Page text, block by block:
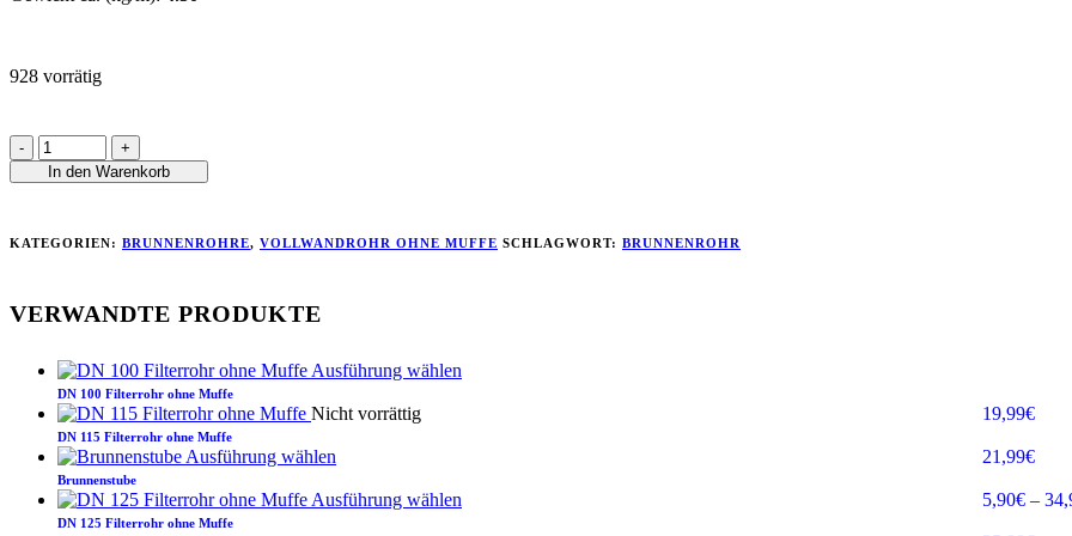
928 vorrätig
In den Warenkorb
KATEGORIEN: BRUNNENROHRE, VOLLWANDROHR OHNE MUFFE SCHLAGWORT: BRUNNENROHR
VERWANDTE PRODUKTE
Ausführung wählen
DN 100 Filterrohr ohne Muffe
19,99€
Nicht vorrättig
DN 115 Filterrohr ohne Muffe
21,99€
Ausführung wählen
Brunnenstube
5,90€ –
Ausführung wählen
DN 125 Filterrohr ohne Muffe